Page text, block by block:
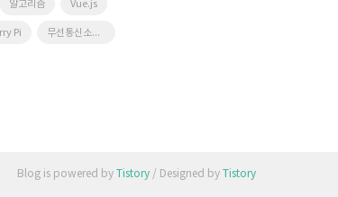
알고리즘 Vue.js
Pi 무선통신소프트웨어연구실
Blog is powered by Tistory/ Designed by Tistory